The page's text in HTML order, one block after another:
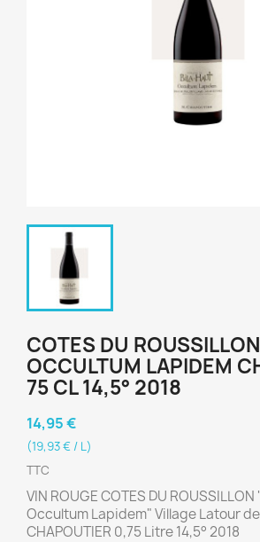
COTES DU
OCCULTUM LAPIDEM
75 CL 14,5° 2018
14,95 €
(19,93 € / L)
TTC
VIN ROUGE COTES DU ROUSSILLON
Occultum Lapidem" Village Latour
CHAPOUTIER 0,75 Litre 14,5° 2018